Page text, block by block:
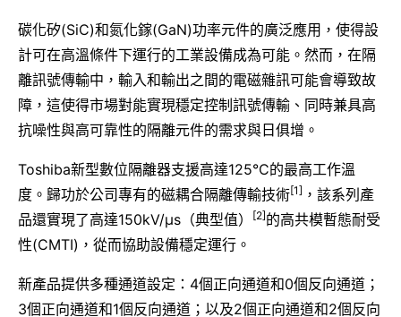
碳化矽(SiC)和氮化鎵(GaN)功率元件的廣泛應用，使得設
計可在高溫條件下運行的工業設備成為可能。然而，在隔
離訊號傳輸中，輸入和輸出之間的電磁雜訊可能會導致故
障，這使得市場對能實現穩定控制訊號傳輸、同時兼具高
抗噪性與高可靠性的隔離元件的需求與日俱增。
Toshiba新型數位隔離器支援高達125°C的最高工作溫
度。歸功於公司專有的磁耦合隔離傳輸技術[1] ，該系列產
品還實現了高達150kV/μs（典型值）
[2]的高共模暫態耐受
性(CMTI)，從而協助設備穩定運行。
新產品提供多種通道設定：4個正向通道和0個反向通道；
3個正向通道和1個反向通道；以及2個正向通道和2個反向